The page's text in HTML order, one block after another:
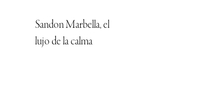
Sandon Marbella, el
lujo de la calma